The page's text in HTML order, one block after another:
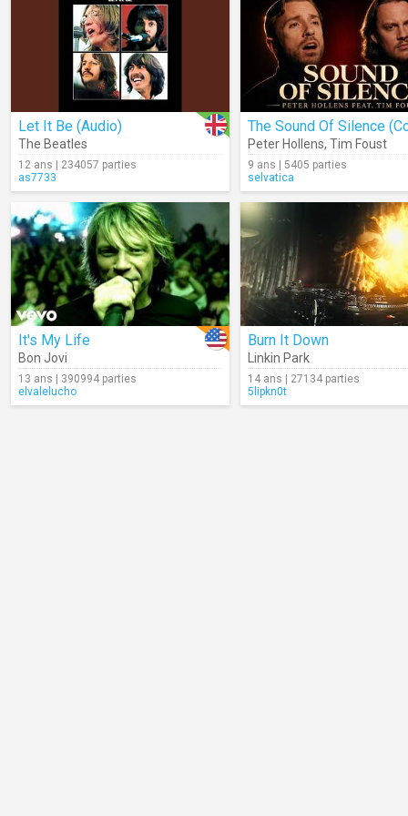
Let It Be (Audio)
The Beatles
12 ans | 234057 parties
as7733
Peter Hollens, Tim Foust
9 ans | 5405 parties
selvatica
It's My Life
Bon Jovi
13 ans | 390994 parties
elvalelucho
Burn It Down
Linkin Park
14 ans | 27134 parties
5lipkn0t